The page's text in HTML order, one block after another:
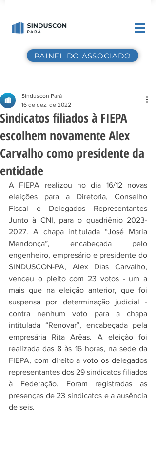
PAINEL DO ASSOCIADO
Sindicatos filiados à FIEPA
escolhem novamente Alex
Carvalho como presidente da
entidade
Sinduscon Pará
16 de dez. de 2022
A FIEPA realizou no dia 16/12 novas
eleições para a Diretoria, Conselho
Fiscal e Delegados Representantes
Junto à CNI, para o quadriênio 2023-
2027. A chapa intitulada “José Maria
Mendonça”, encabeçada pelo
engenheiro, empresário e presidente do
SINDUSCON-PA, Alex Dias Carvalho,
venceu o pleito com 23 votos - um a
mais que na eleição anterior, que foi
suspensa por determinação judicial -
contra nenhum voto para a chapa
intitulada “Renovar”, encabeçada pela
empresária Rita Arêas. A eleição foi
realizada das 8 às 16 horas, na sede da
FIEPA, com direito a voto os delegados
representantes dos 29 sindicatos filiados
à Federação. Foram registradas as
presenças de 23 sindicatos e a ausência
de seis.